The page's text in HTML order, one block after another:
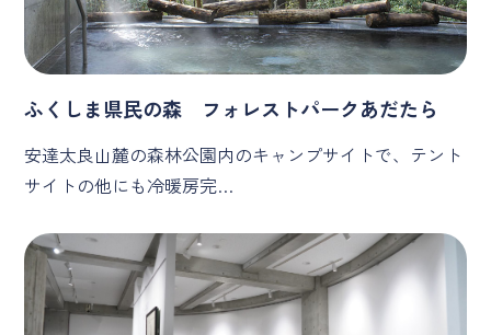
ふくしま県民の森 フォレストパークあだたら
安達太良山麓の森林公園内のキャンプサイトで、テント
サイトの他にも冷暖房完…